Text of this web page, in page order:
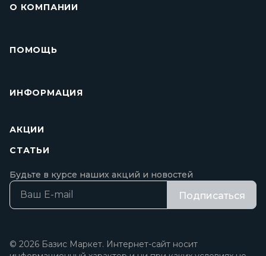
О КОМПАНИИ
ПОМОЩЬ
ИНФОРМАЦИЯ
АКЦИИ
СТАТЬИ
Будьте в курсе наших акций и новостей
Подписаться
© 2026 Базис Маркет. Интернет-сайт носит